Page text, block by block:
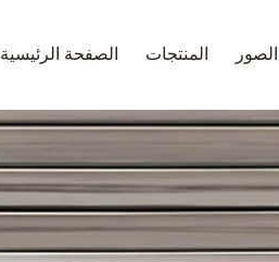
الصفحة الرئيسية المنتجات الصور